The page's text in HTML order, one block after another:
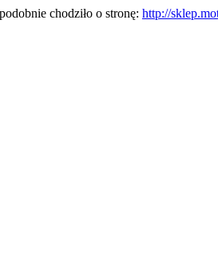
chodziło o stronę: http://